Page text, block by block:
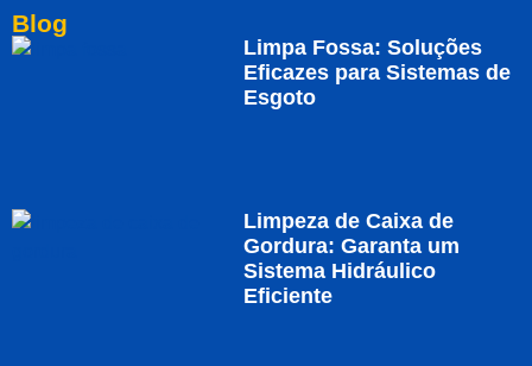
Blog
Limpa Fossa: Soluções
Eficazes para Sistemas de
Esgoto
Limpeza de Caixa de
Gordura: Garanta um
Sistema Hidráulico
Eficiente